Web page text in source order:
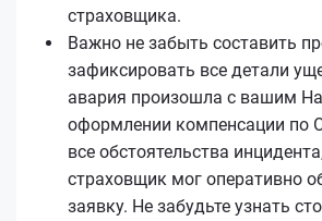
страховщика.
Важно не забыть составить
зафиксировать все детали
авария произошла с вашим
оформлении компенсации по
все обстоятельства
страховщик мог оперативно
заявку. Не забудьте узнать